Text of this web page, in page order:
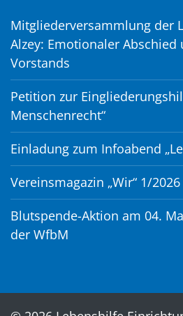
Mitgliederversammlung der
Alzey: Emotionaler Abschied
Vorstands
Petition zur
Menschenrecht“
Einladung zum Infoabend
Vereinsmagazin „Wir“ 1/
Blutspende-Aktion am 04.
der WfbM